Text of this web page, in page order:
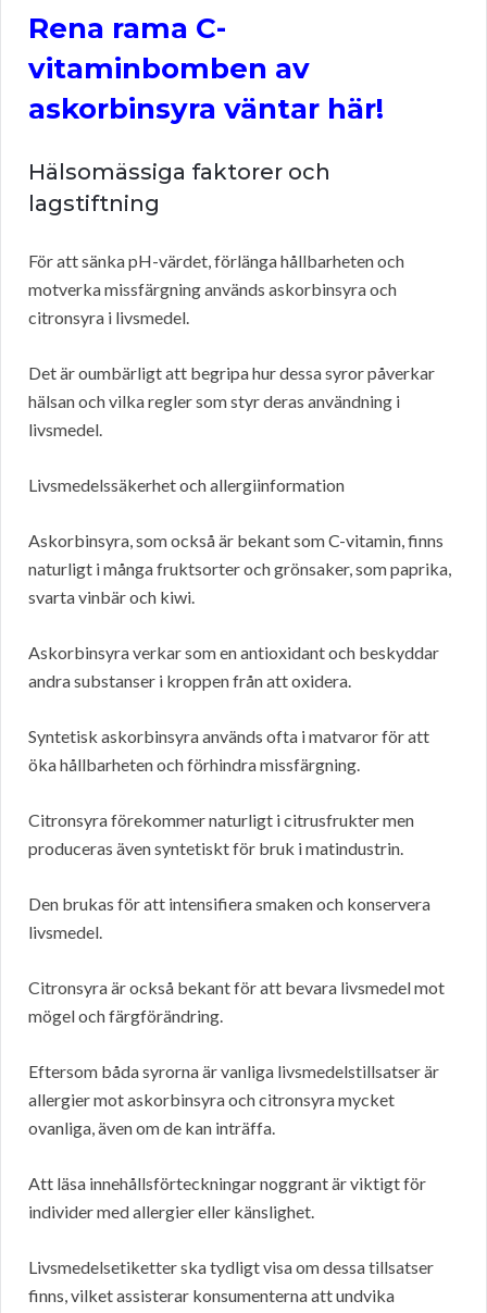
Rena rama C-
vitaminbomben av
askorbinsyra väntar här!
Hälsomässiga faktorer och
lagstiftning
För att sänka pH-värdet, förlänga hållbarheten och
motverka missfärgning används askorbinsyra och
citronsyra i livsmedel.
Det är oumbärligt att begripa hur dessa syror påverkar
hälsan och vilka regler som styr deras användning i
livsmedel.
Livsmedelssäkerhet och allergiinformation
Askorbinsyra, som också är bekant som C-vitamin, finns
naturligt i många fruktsorter och grönsaker, som paprika,
svarta vinbär och kiwi.
Askorbinsyra verkar som en antioxidant och beskyddar
andra substanser i kroppen från att oxidera.
Syntetisk askorbinsyra används ofta i matvaror för att
öka hållbarheten och förhindra missfärgning.
Citronsyra förekommer naturligt i citrusfrukter men
produceras även syntetiskt för bruk i matindustrin.
Den brukas för att intensifiera smaken och konservera
livsmedel.
Citronsyra är också bekant för att bevara livsmedel mot
mögel och färgförändring.
Eftersom båda syrorna är vanliga livsmedelstillsatser är
allergier mot askorbinsyra och citronsyra mycket
ovanliga, även om de kan inträffa.
Att läsa innehållsförteckningar noggrant är viktigt för
individer med allergier eller känslighet.
Livsmedelsetiketter ska tydligt visa om dessa tillsatser
finns, vilket assisterar konsumenterna att undvika